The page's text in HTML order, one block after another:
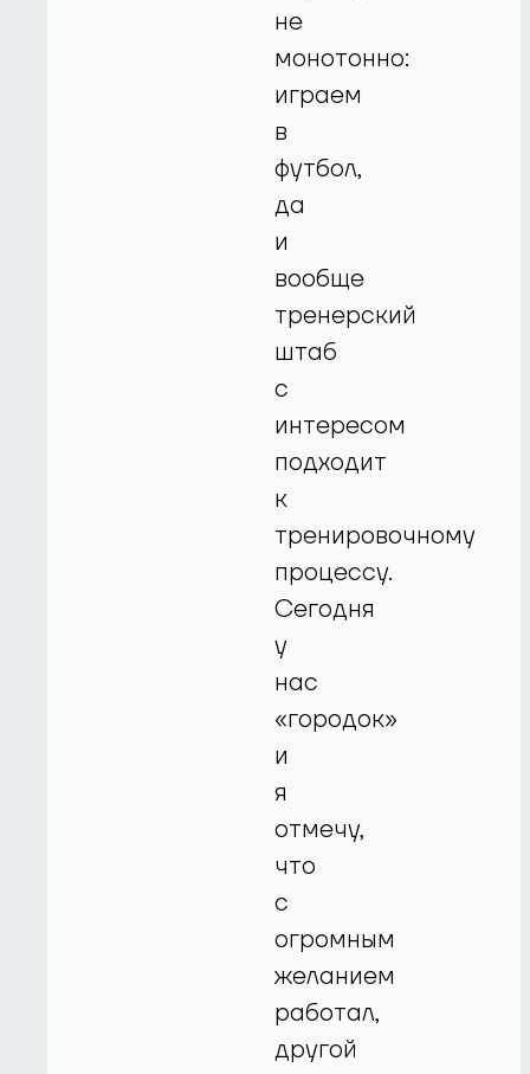
не
монотонно:
играем
в
футбол,
да
и
вообще
тренерский
штаб
с
интересом
подходит
к
тренировочному
процессу.
Сегодня
у
нас
«городок»
и
я
отмечу,
что
с
огромным
желанием
работал,
другой